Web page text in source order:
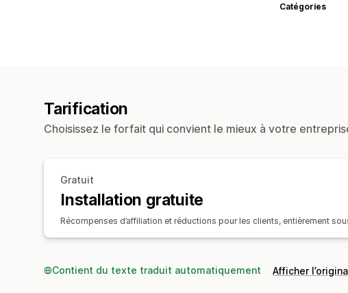
Catégories
Tarification
Choisissez le forfait qui convient le mieux à votre
Gratuit
Installation gratuite
Récompenses d’affiliation et réductions pour les clients, entièrement
Contient du texte traduit automatiquement Afficher